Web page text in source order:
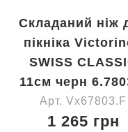
Складаний ніж
пікніка
SWISS
11см черн
Арт. Vx67803.F
1 265 грн